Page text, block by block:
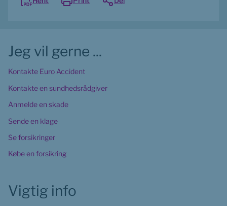
Jeg vil gerne ...
Kontakte Euro Accident
Kontakte en sundhedsrådgiver
Anmelde en skade
Sende en klage
Se forsikringer
Købe en forsikring
Vigtig info